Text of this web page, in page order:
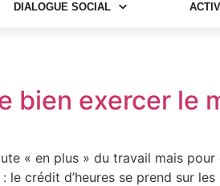
DIALOGUE SOCIAL
bien exercer le
« en plus » du travail mais
crédit d’heures se prend sur